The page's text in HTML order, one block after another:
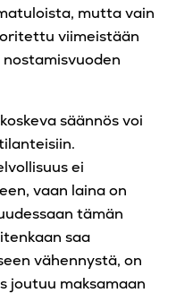
mutta vain
viimeistään
säännös voi
ei
vaan laina on
tämän
saa
vähennystä, on
joutuu maksamaan